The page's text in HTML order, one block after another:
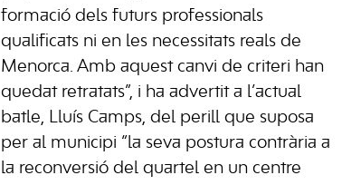
formació dels futurs professionals
qualificats ni en les necessitats reals de
Menorca. Amb aquest canvi de criteri han
quedat retratats”, i ha advertit a l’actual
batle, Lluís Camps, del perill que suposa
per al municipi “la seva postura contrària a
la reconversió del quartel en un centre